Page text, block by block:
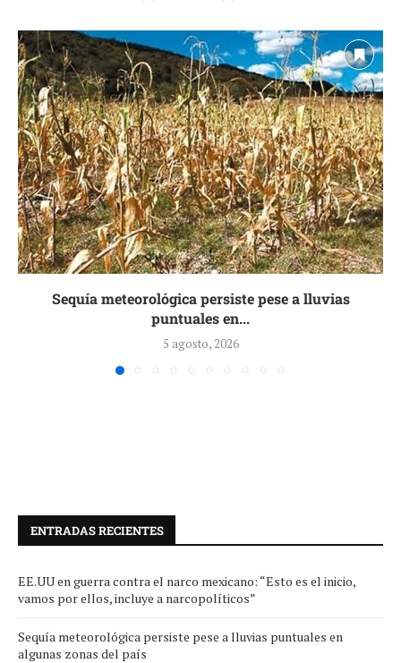
Sequía meteorológica persiste pese a lluvias
puntuales en...
5 agosto, 2026
ENTRADAS RECIENTES
EE.UU en guerra contra el narco mexicano: “Esto es el inicio,
vamos por ellos, incluye a narcopolíticos”
Sequía meteorológica persiste pese a lluvias puntuales en
algunas zonas del país